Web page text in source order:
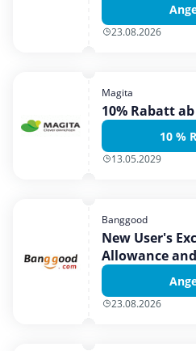
23.08.2026
Magita
10% Rabatt
10 %
13.05.2029
Banggood
New User's
Allowance
23.08.2026